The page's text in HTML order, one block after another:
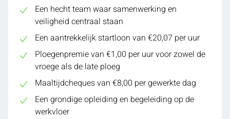
Een hecht team waar samenwerking en
veiligheid centraal staan
Een aantrekkelijk startloon van €20,07 per uur
Ploegenpremie van €1,00 per uur voor zowel de
vroege als de late ploeg
Maaltijdcheques van €8,00 per gewerkte dag
Een grondige opleiding en begeleiding op de
werkvloer